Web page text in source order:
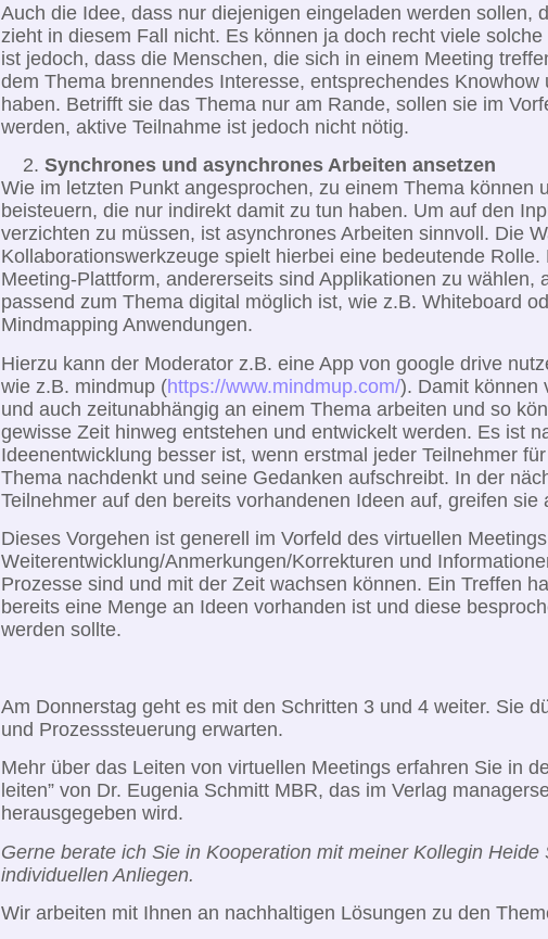
Auch die Idee, dass nur diejenigen eingeladen werden sollen,
zieht in diesem Fall nicht. Es können ja doch recht viele
ist jedoch, dass die Menschen, die sich in einem Meeting
dem Thema brennendes Interesse, entsprechendes
haben. Betrifft sie das Thema nur am Rande, sollen sie im
werden, aktive Teilnahme ist jedoch nicht nötig.
Synchrones und asynchrones Arbeiten ansetzen
Wie im letzten Punkt angesprochen, zu einem Thema können
beisteuern, die nur indirekt damit zu tun haben. Um auf den
verzichten zu müssen, ist asynchrones Arbeiten sinnvoll. Die
Kollaborationswerkzeuge spielt hierbei eine bedeutende
Meeting-Plattform, andererseits sind Applikationen zu wählen,
passend zum Thema digital möglich ist, wie z.B. Whiteboard
Mindmapping Anwendungen.
Hierzu kann der Moderator z.B. eine App von google drive
wie z.B. mindmup (https://www.mindmup.com/). Damit können
und auch zeitunabhängig an einem Thema arbeiten und so
gewisse Zeit hinweg entstehen und entwickelt werden. Es ist
Ideenentwicklung besser ist, wenn erstmal jeder Teilnehmer
Thema nachdenkt und seine Gedanken aufschreibt. In der
Teilnehmer auf den bereits vorhandenen Ideen auf, greifen sie
Dieses Vorgehen ist generell im Vorfeld des virtuellen
Weiterentwicklung/Anmerkungen/Korrekturen und
Prozesse sind und mit der Zeit wachsen können. Ein Treffen
bereits eine Menge an Ideen vorhanden ist und diese
werden sollte.
Am Donnerstag geht es mit den Schritten 3 und 4 weiter. Sie
und Prozesssteuerung erwarten.
Mehr über das Leiten von virtuellen Meetings erfahren Sie in
leiten” von Dr. Eugenia Schmitt MBR, das im Verlag
herausgegeben wird.
Gerne berate ich Sie in Kooperation mit meiner Kollegin
individuellen Anliegen.
Wir arbeiten mit Ihnen an nachhaltigen Lösungen zu den